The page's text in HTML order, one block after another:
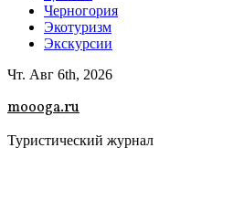
Черногория
Экотуризм
Экскурсии
Чт. Авг 6th, 2026
moooga.ru
Туристический журнал